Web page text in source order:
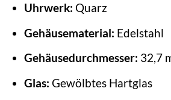
Uhrwerk: Quarz
Gehäusematerial: Edelstahl
Gehäusedurchmesser: 32,7
Glas: Gewölbtes Hartglas